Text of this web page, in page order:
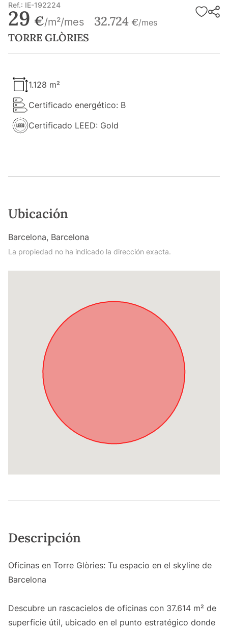
Ref.: IE-192224
29 €/m²/mes 32.724 €/mes
TORRE GLÒRIES
1.128 m²
Certificado energético: B
Certificado LEED: Gold
Ubicación
Barcelona, Barcelona
La propiedad no ha indicado la dirección exacta.
Descripción
Oficinas en Torre Glòries: Tu espacio en el skyline de
Barcelona
Descubre un rascacielos de oficinas con 37.614 m² de
superficie útil, ubicado en el punto estratégico donde